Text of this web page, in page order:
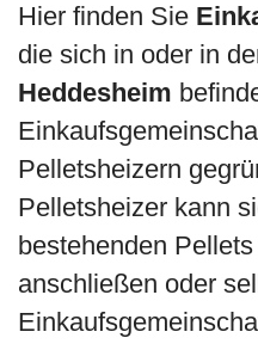
Hier finden Sie
die sich in oder in
Heddesheim
Pelletsheizern
Pelletsheizer kann
bestehenden
anschließen oder